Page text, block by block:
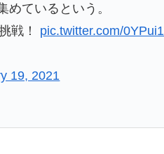
めているという。
戦！ pic.twitter.com/
19, 2021